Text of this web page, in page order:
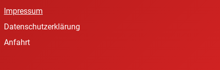
Impressum
Datenschutzerklärung
Anfahrt